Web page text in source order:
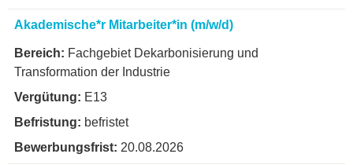
A12
A11
A9
A8
Akademische*r Mitarbeiter*in (m/w/d)
Fachgebiet Dekarbonisierung und
Transformation der Industrie
E13
befristet
20.08.2026